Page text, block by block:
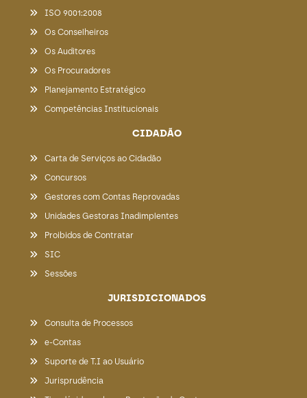
ISO 9001:2008
Os Conselheiros
Os Auditores
Os Procuradores
Planejamento Estratégico
Competências Institucionais
CIDADÃO
Carta de Serviços ao Cidadão
Concursos
Gestores com Contas Reprovadas
Unidades Gestoras Inadimplentes
Proibidos de Contratar
SIC
Sessões
JURISDICIONADOS
Consulta de Processos
e-Contas
Suporte de T.I ao Usuário
Jurisprudência